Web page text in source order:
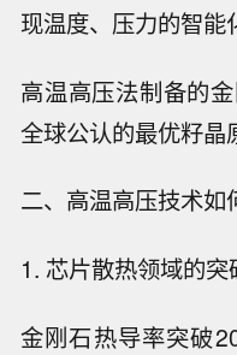
现温度、压力的智能
高温高压法制备的
全球公认的最优籽晶
二、高温高压技术如
1. 芯片散热领域的突
金刚石热导率突破